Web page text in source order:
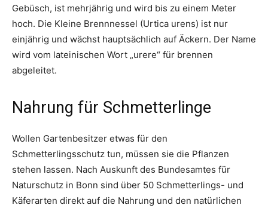
Gebüsch, ist mehrjährig und wird bis zu einem Meter
hoch. Die Kleine Brennnessel (Urtica urens) ist nur
einjährig und wächst hauptsächlich auf Äckern. Der Name
wird vom lateinischen Wort „urere“ für brennen
abgeleitet.
Nahrung für Schmetterlinge
Wollen Gartenbesitzer etwas für den
Schmetterlingsschutz tun, müssen sie die Pflanzen
stehen lassen. Nach Auskunft des Bundesamtes für
Naturschutz in Bonn sind über 50 Schmetterlings- und
Käferarten direkt auf die Nahrung und den natürlichen